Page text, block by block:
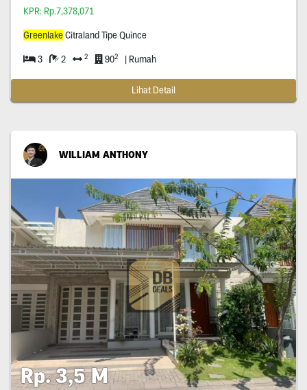
KPR: Rp.7,378,071
GreenlakeCitraland Tipe Quince
3 2 2 902 | Rumah
Lihat Detail
WILLIAM ANTHONY
Rp. 3,5 M